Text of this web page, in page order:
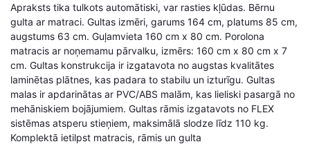
Apraksts tika tulkots automātiski, var rasties kļūdas. Bērnu
gulta ar matraci. Gultas izmēri, garums 164 cm, platums 85 cm,
augstums 63 cm. Guļamvieta 160 cm x 80 cm. Porolona
matracis ar noņemamu pārvalku, izmērs: 160 cm x 80 cm x 7
cm. Gultas konstrukcija ir izgatavota no augstas kvalitātes
laminētas plātnes, kas padara to stabilu un izturīgu. Gultas
malas ir apdarinātas ar PVC/ABS malām, kas lieliski pasargā no
mehāniskiem bojājumiem. Gultas rāmis izgatavots no FLEX
sistēmas atsperu stieņiem, maksimālā slodze līdz 110 kg.
Komplektā ietilpst matracis, rāmis un gulta